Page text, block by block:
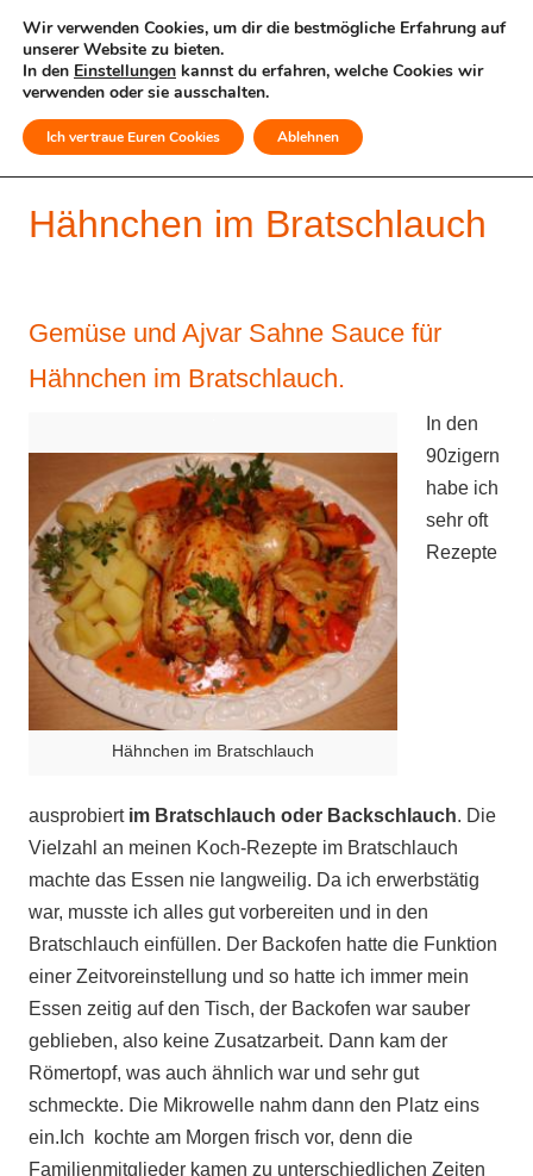
MENÜ
Hähnchen im Bratschlauch
Gemüse und Ajvar Sahne Sauce für
Hähnchen im Bratschlauch.
Hähnchen im Bratschlauch
In den
90zigern
habe ich
sehr oft
Rezepte
ausprobiert im Bratschlauch oder Backschlauch. Die
Vielzahl an meinen Koch-Rezepte im Bratschlauch
machte das Essen nie langweilig. Da ich erwerbstätig
war, musste ich alles gut vorbereiten und in den
Bratschlauch einfüllen. Der Backofen hatte die Funktion
einer Zeitvoreinstellung und so hatte ich immer mein
Essen zeitig auf den Tisch, der Backofen war sauber
geblieben, also keine Zusatzarbeit. Dann kam der
Römertopf, was auch ähnlich war und sehr gut
schmeckte. Die Mikrowelle nahm dann den Platz eins
ein.Ich kochte am Morgen frisch vor, denn die
Familienmitglieder kamen zu unterschiedlichen Zeiten
Wir verwenden Cookies, um dir die bestmögliche Erfahrung auf
unserer Website zu bieten.
In den Einstellungen kannst du erfahren, welche Cookies wir
verwenden oder sie ausschalten.
Ich vertraue Euren Cookies Ablehnen